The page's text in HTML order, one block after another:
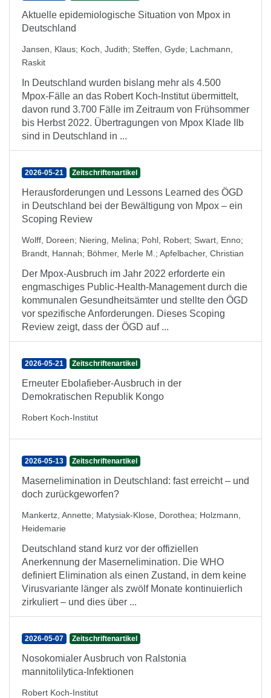
Aktuelle epidemiologische Situation von Mpox in
Deutschland
Jansen, Klaus; Koch, Judith; Steffen, Gyde; Lachmann,
Raskit
In Deutschland wurden bislang mehr als 4.500
Mpox-Fälle an das Robert Koch-Institut übermittelt,
davon rund 3.700 Fälle im Zeitraum von Frühsommer
bis Herbst 2022. Übertragungen von Mpox Klade IIb
sind in Deutschland in ...
2026-05-21 Zeitschriftenartikel
Herausforderungen und Lessons Learned des ÖGD
in Deutschland bei der Bewältigung von Mpox – ein
Scoping Review
Wolff, Doreen; Niering, Melina; Pohl, Robert; Swart, Enno;
Brandt, Hannah; Böhmer, Merle M. ; Apfelbacher, Christian
Der Mpox-Ausbruch im Jahr 2022 erforderte ein
engmaschiges Public-Health-Management durch die
kommunalen Gesundheitsämter und stellte den ÖGD
vor spezifische Anforderungen. Dieses Scoping
Review zeigt, dass der ÖGD auf ...
2026-05-21 Zeitschriftenartikel
Erneuter Ebolafieber-Ausbruch in der
Demokratischen Republik Kongo
Robert Koch-Institut
2026-05-13 Zeitschriftenartikel
Masernelimination in Deutschland: fast erreicht – und
doch zurückgeworfen?
Mankertz, Annette; Matysiak-Klose, Dorothea; Holzmann,
Heidemarie
Deutschland stand kurz vor der offiziellen
Anerkennung der Masernelimination. Die WHO
definiert Elimination als einen Zustand, in dem keine
Virusvariante länger als zwölf Monate kontinuierlich
zirkuliert – und dies über ...
2026-05-07 Zeitschriftenartikel
Nosokomialer Ausbruch von Ralstonia
mannitolilytica-Infektionen
Robert Koch-Institut